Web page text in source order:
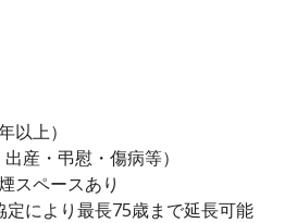
以上）
産・弔慰・傷病等）
スペースあり
定により最長75歳まで延長可能